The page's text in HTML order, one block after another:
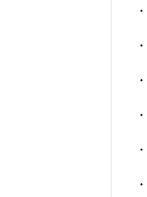
・
・
・
・
・
・